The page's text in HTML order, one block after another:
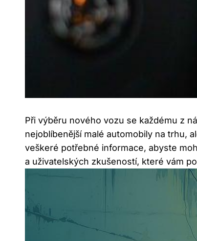
Při výběru nového vozu se každému z
nejoblíbenější malé automobily na trhu,
veškeré potřebné informace, abyste
a uživatelských zkušeností, které vám